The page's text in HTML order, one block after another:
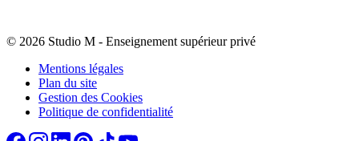
© 2026 Studio M - Enseignement supérieur privé
Mentions légales
Plan du site
Gestion des Cookies
Politique de confidentialité